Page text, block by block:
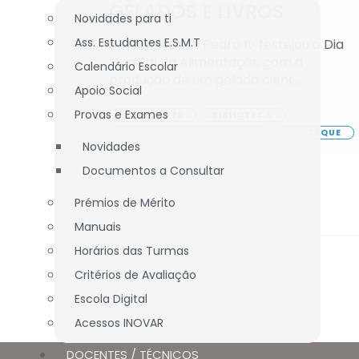
Novidades para ti
Ass. Estudantes E.S.M.T
Calendário Escolar
Apoio Social
Provas e Exames
Novidades
Documentos a Consultar
Prémios de Mérito
Manuais
Horários das Turmas
Critérios de Avaliação
Escola Digital
Acessos INOVAR
DOCENTES / TÉCNICOS
GELADOS E LIVROS
A biblioteca D. Pedro IV festejou o Dia
Mundial da Alimentação com a
ALUNOS / EE
DESTAQUE